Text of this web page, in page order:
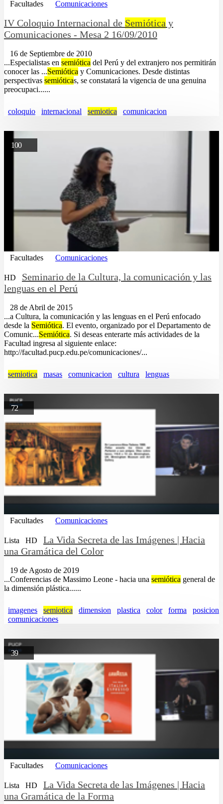
Facultades Comunicaciones
IV Coloquio Internacional de Semiótica y
Comunicaciones - Mesa 2 16/09/2010
16 de Septiembre de 2010
...Especialistas en semiótica del Perú y del extranjero nos permitirán
conocer las ...Semiótica y Comunicaciones. Desde distintas
perspectivas semióticas, se constatará la vigencia de una genuina
preocupaci......
coloquio internacional semiotica comunicacion
100
Facultades Comunicaciones
HD
Seminario de la Cultura, la comunicación y las
lenguas en el Perú
28 de Abril de 2015
...a Cultura, la comunicación y las lenguas en el Perú enfocado
desde la Semiótica. El evento, organizado por el Departamento de
Comunic...Semiótica. Si deseas enterarte más actividades de la
Facultad ingresa al siguiente enlace:
http://facultad.pucp.edu.pe/comunicaciones/...
semiotica masas comunicacion cultura lenguas
72
Facultades Comunicaciones
Lista HD
La Vida Secreta de las Imágenes | Hacia
una Gramática del Color
19 de Agosto de 2019
...Conferencias de Massimo Leone - hacia una semiótica general de
la dimensión plástica......
imagenes semiotica dimension plastica color forma
posicion
comunicaciones
39
Facultades Comunicaciones
Lista HD
La Vida Secreta de las Imágenes | Hacia
una Gramática de la Forma